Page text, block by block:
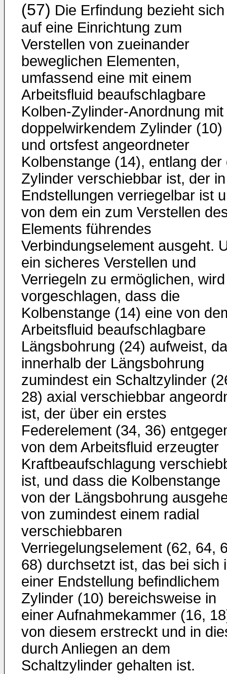
(57) Die Erfindung bezieht sich
auf eine Einrichtung zum
Verstellen von zueinander
beweglichen Elementen,
umfassend eine mit einem
Arbeitsfluid beaufschlagbare
Kolben-Zylinder-Anordnung mit
doppelwirkendem Zylinder (10)
und ortsfest angeordneter
Kolbenstange (14), entlang der
Zylinder verschiebbar ist, der in
Endstellungen verriegelbar ist
von dem ein zum Verstellen
Elements führendes
Verbindungselement ausgeht.
ein sicheres Verstellen und
Verriegeln zu ermöglichen, wird
vorgeschlagen, dass die
Kolbenstange (14) eine von
Arbeitsfluid beaufschlagbare
Längsbohrung (24) aufweist,
innerhalb der Längsbohrung
zumindest ein Schaltzylinder
28) axial verschiebbar
ist, der über ein erstes
Federelement (34, 36)
von dem Arbeitsfluid erzeugter
Kraftbeaufschlagung
ist, und dass die Kolbenstange
von der Längsbohrung
von zumindest einem radial
verschiebbaren
Verriegelungselement (62, 64,
68) durchsetzt ist, das bei sich
einer Endstellung befindlichem
Zylinder (10) bereichsweise in
einer Aufnahmekammer (16,
von diesem erstreckt und in
durch Anliegen an dem
Schaltzylinder gehalten ist.